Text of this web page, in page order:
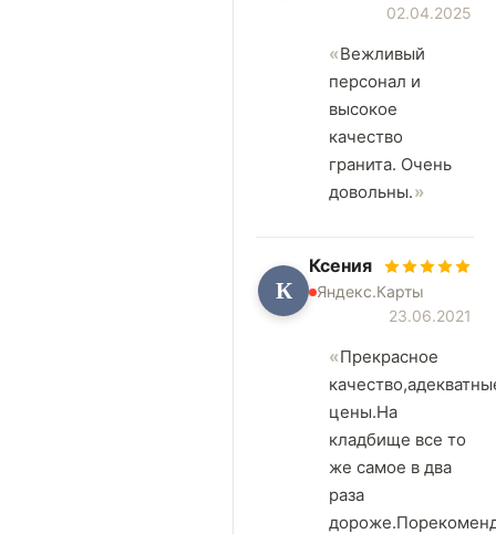
02.04.2025
Вежливый
персонал и
высокое
качество
гранита. Очень
довольны.
К
Ксения
Яндекс.Карты
23.06.2021
Прекрасное
цены.На
кладбище все то
же самое в два
раза